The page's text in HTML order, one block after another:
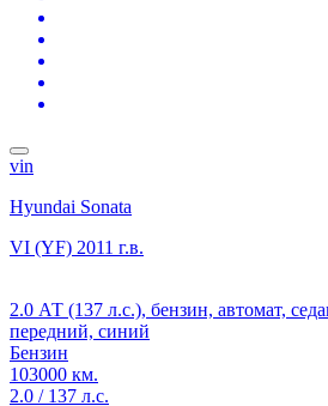
vin
Hyundai Sonata
VI (YF) 2011 г.в.
2.0 АТ (137 л.с.), бензин, автомат,
передний, синий
Бензин
103000 км.
2.0 / 137 л.с.